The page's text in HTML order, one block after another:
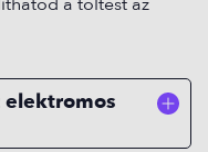
elektromos